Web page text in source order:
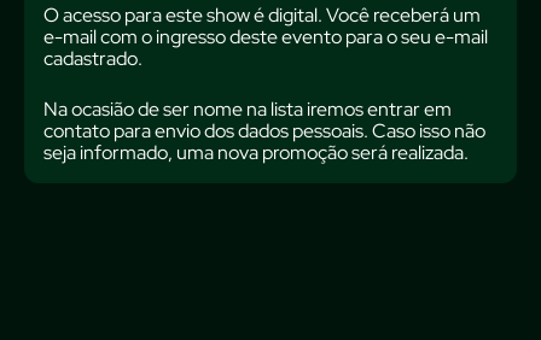
O acesso para este show é digital. Você receberá um
e-mail com o ingresso deste evento para o seu e-mail
cadastrado.
Na ocasião de ser nome na lista iremos entrar em
contato para envio dos dados pessoais. Caso isso não
seja informado, uma nova promoção será realizada.